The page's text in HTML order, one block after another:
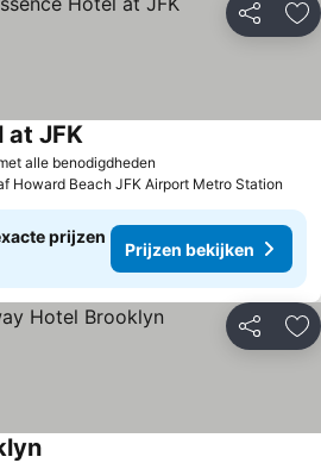
Delen
alle benodigdheden
at JFK
Howard Beach JFK Airport Metro Station
prijzen
Prijzen bekijken
Delen